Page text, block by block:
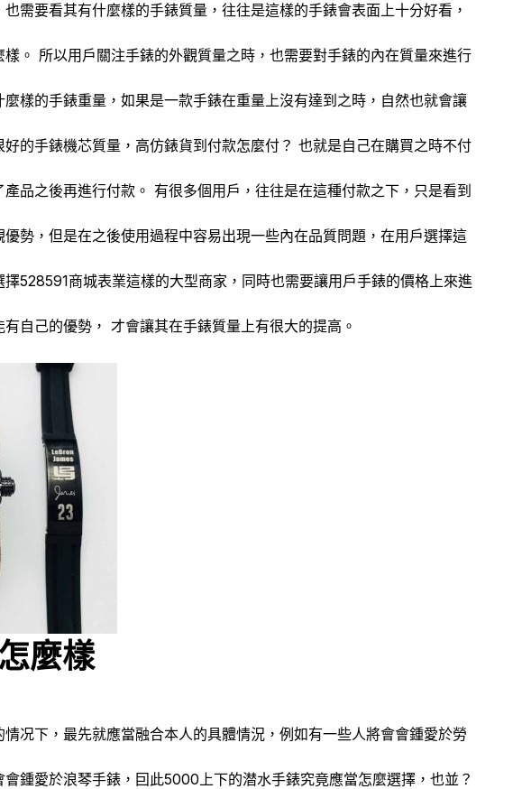
需要看其有什麼樣的手錶質量，往往是這樣的手錶會表面上十分好看，
。 所以用戶關注手錶的外觀質量之時，也需要對手錶的內在質量來進行
樣的手錶重量，如果是一款手錶在重量上沒有達到之時，自然也就會讓
的手錶機芯質量，高仿錶貨到付款怎麼付？ 也就是自己在購買之時不付
品之後再進行付款。 有很多個用戶，往往是在這種付款之下，只是看到
勢，但是在之後使用過程中容易出現一些內在品質問題，在用戶選擇這
528591商城表業這樣的大型商家，同時也需要讓用戶手錶的價格上來進
自己的優勢， 才會讓其在手錶質量上有很大的提高。
麼樣
况下，最先就應當融合本人的具體情況，例如有一些人將會會鍾愛於勞
鍾愛於浪琴手錶，囙此5000上下的潜水手錶究竟應當怎麼選擇，也並？